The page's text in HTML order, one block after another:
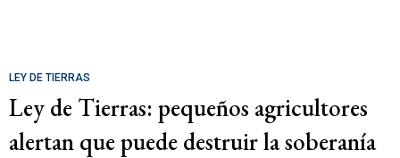
LEY DE TIERRAS
Ley de Tierras: pequeños agricultores
alertan que puede destruir la soberanía